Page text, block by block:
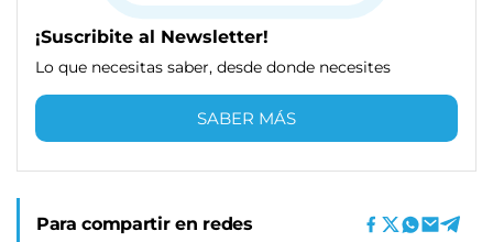
¡Suscribite al Newsletter!
Lo que necesitas saber, desde donde necesites
SABER MÁS
Para compartir en redes